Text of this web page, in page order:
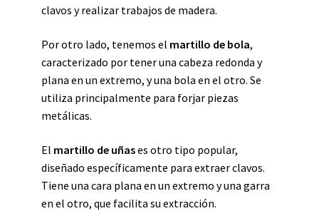
clavos y realizar trabajos de madera.
Por otro lado, tenemos el martillo de bola,
caracterizado por tener una cabeza redonda y
plana en un extremo, y una bola en el otro. Se
utiliza principalmente para forjar piezas
metálicas.
El martillo de uñases otro tipo popular,
diseñado específicamente para extraer clavos.
Tiene una cara plana en un extremo y una garra
en el otro, que facilita su extracción.